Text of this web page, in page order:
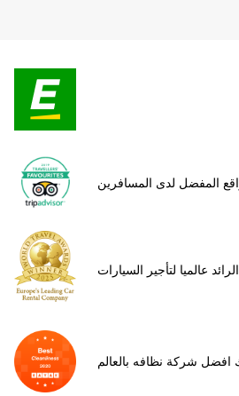
المفضل لدى المسافرين
عالميا لتأجير السيارات
افضل شركة نظافه بالعالم